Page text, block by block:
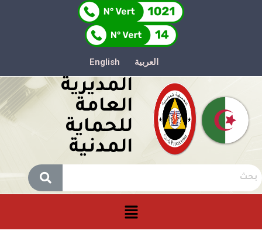
العربية English
المديرية
العامة
للحماية
المدنية